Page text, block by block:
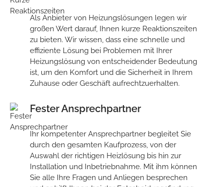
Als Anbieter von Heizungslösungen legen wir
großen Wert darauf, Ihnen kurze Reaktionszeiten
zu bieten. Wir wissen, dass eine schnelle und
effiziente Lösung bei Problemen mit Ihrer
Heizungslösung von entscheidender Bedeutung
ist, um den Komfort und die Sicherheit in Ihrem
Zuhause oder Geschäft aufrechtzuerhalten.
Fester Ansprechpartner
Ihr kompetenter Ansprechpartner begleitet Sie
durch den gesamten Kaufprozess, von der
Auswahl der richtigen Heizlösung bis hin zur
Installation und Inbetriebnahme. Mit ihm können
Sie alle Ihre Fragen und Anliegen besprechen